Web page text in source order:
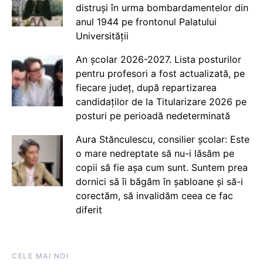
distruși în urma bombardamentelor din
anul 1944 pe frontonul Palatului
Universității
An școlar 2026-2027. Lista posturilor
pentru profesori a fost actualizată, pe
fiecare județ, după repartizarea
candidaților de la Titularizare 2026 pe
posturi pe perioadă nedeterminată
Aura Stănculescu, consilier școlar: Este
o mare nedreptate să nu-i lăsăm pe
copii să fie așa cum sunt. Suntem prea
dornici să îi băgăm în șabloane și să-i
corectăm, să invalidăm ceea ce fac
diferit
CELE MAI NOI